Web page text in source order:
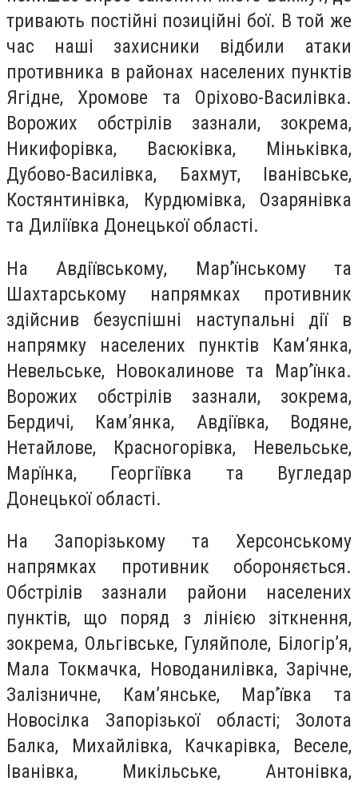
тривають постійні позиційні бої. В той же
час наші захисники відбили атаки
противника в районах населених пунктів
Ягідне, Хромове та Оріхово-Василівка.
Ворожих обстрілів зазнали, зокрема,
Никифорівка, Васюківка, Міньківка,
Дубово-Василівка, Бахмут, Іванівське,
Костянтинівка, Курдюмівка, Озарянівка
та Диліївка Донецької області.
На Авдіївському, Мар’їнському та
Шахтарському напрямках противник
здійснив безуспішні наступальні дії в
напрямку населених пунктів Кам’янка,
Невельське, Новокалинове та Мар’їнка.
Ворожих обстрілів зазнали, зокрема,
Бердичі, Кам’янка, Авдіївка, Водяне,
Нетайлове, Красногорівка, Невельське,
Марїнка, Георгіївка та Вугледар
Донецької області.
На Запорізькому та Херсонському
напрямках противник обороняється.
Обстрілів зазнали райони населених
пунктів, що поряд з лінією зіткнення,
зокрема, Ольгівське, Гуляйполе, Білогір’я,
Мала Токмачка, Новоданилівка, Зарічне,
Залізничне, Кам’янське, Мар’ївка та
Новосілка Запорізької області; Золота
Балка, Михайлівка, Качкарівка, Веселе,
Іванівка, Микільське, Антонівка,